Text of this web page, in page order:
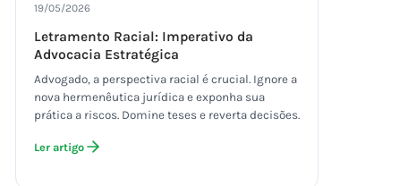
19/05/2026
Letramento Racial: Imperativo da
Advocacia Estratégica
Advogado, a perspectiva racial é crucial. Ignore a
nova hermenêutica jurídica e exponha sua
prática a riscos. Domine teses e reverta decisões.
Ler artigo